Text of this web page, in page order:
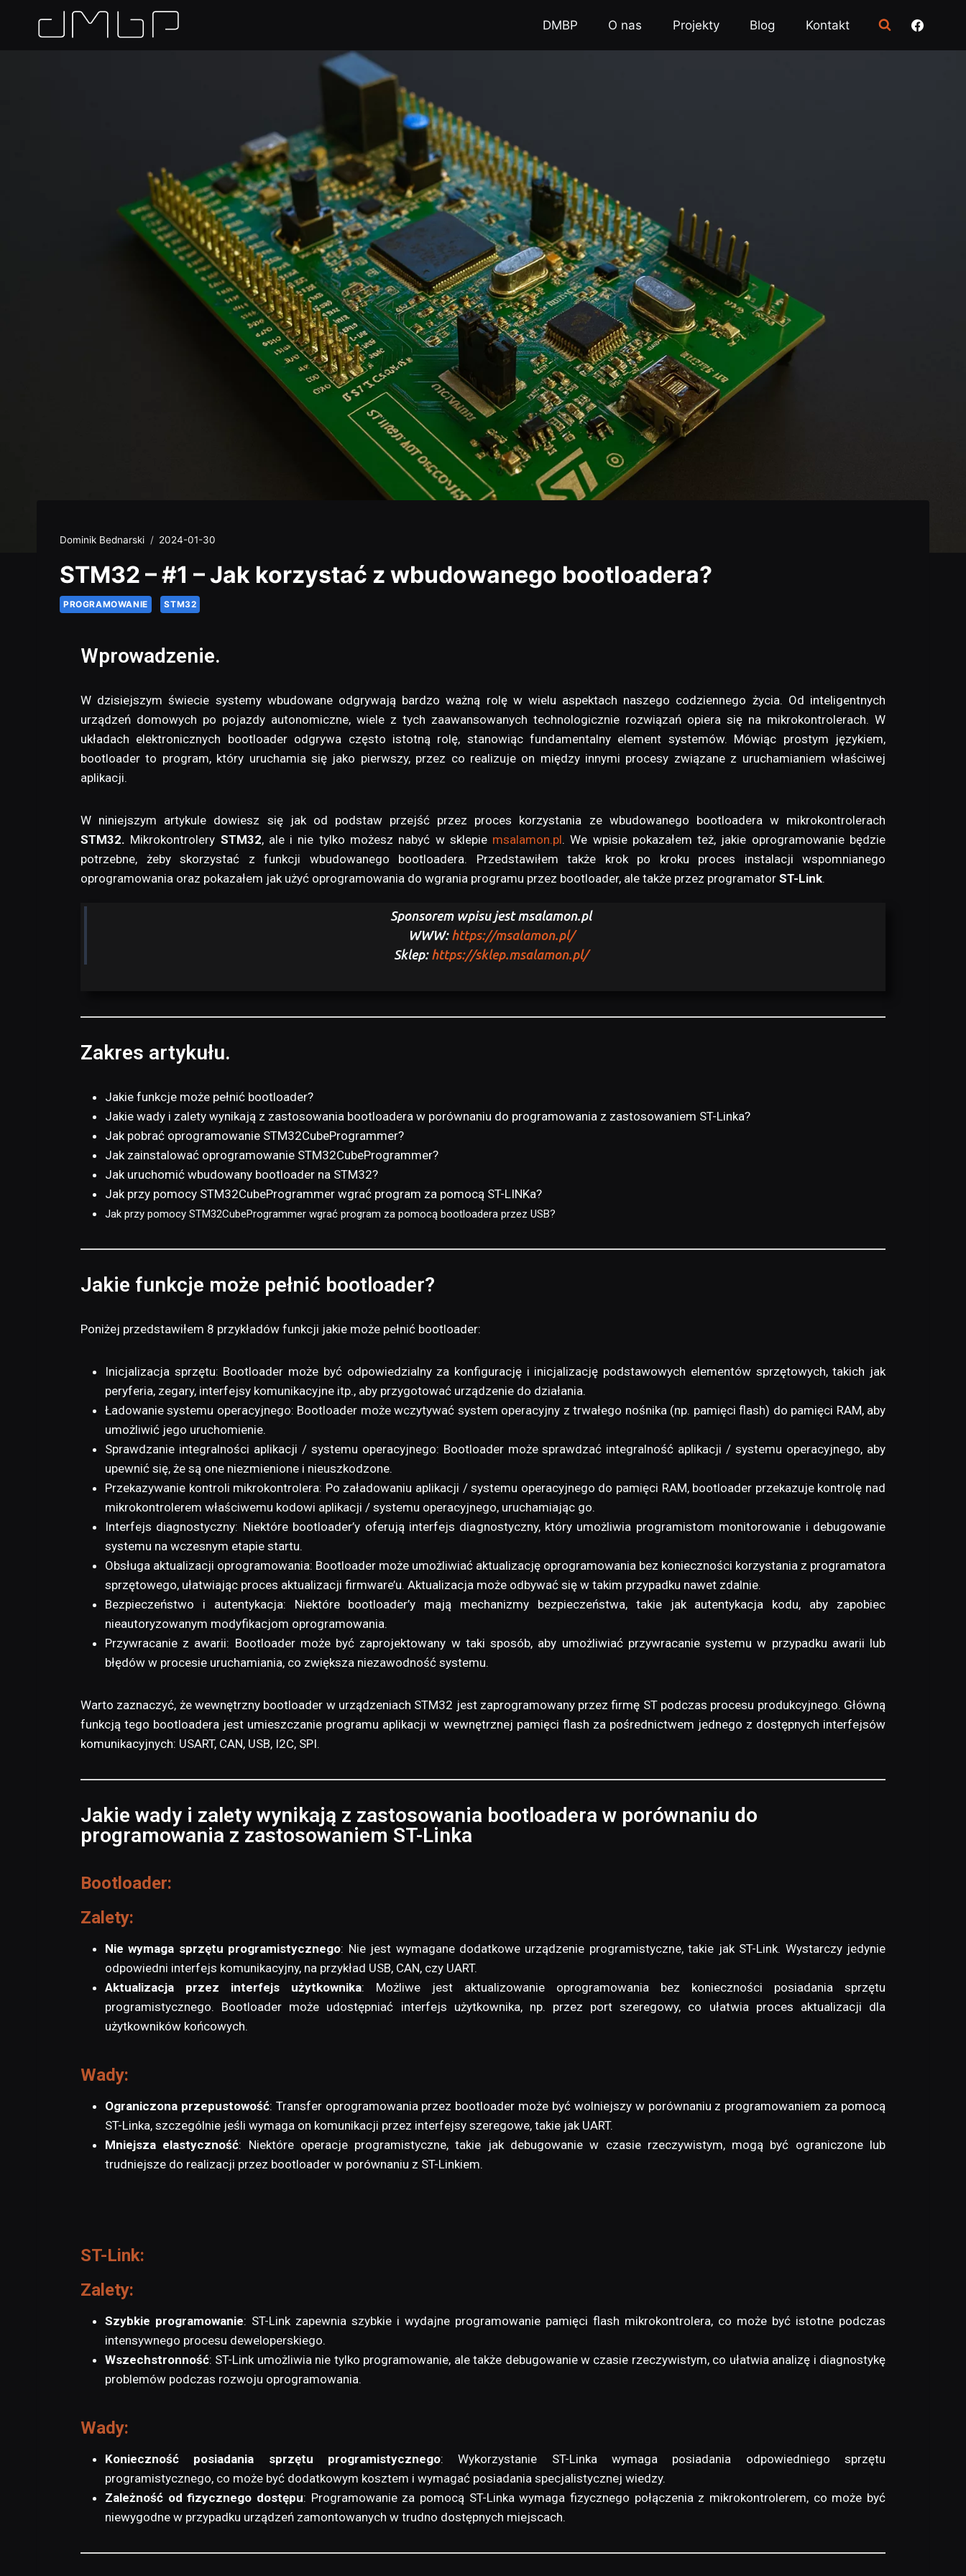
DMBP O nas Projekty Blog Kontakt
Dominik Bednarski 2024-01-30
STM32 – #1 – Jak korzystać z wbudowanego bootloadera?
PROGRAMOWANIE STM32
Wprowadzenie.
W dzisiejszym świecie systemy wbudowane odgrywają bardzo ważną rolę w wielu aspektach naszego codziennego życia. Od inteligentnych
urządzeń domowych po pojazdy autonomiczne, wiele z tych zaawansowanych technologicznie rozwiązań opiera się na mikrokontrolerach. W
układach elektronicznych bootloader odgrywa często istotną rolę, stanowiąc fundamentalny element systemów. Mówiąc prostym językiem,
bootloader to program, który uruchamia się jako pierwszy, przez co realizuje on między innymi procesy związane z uruchamianiem właściwej
aplikacji.
W niniejszym artykule dowiesz się jak od podstaw przejść przez proces korzystania ze wbudowanego bootloadera w mikrokontrolerach
STM32. Mikrokontrolery STM32, ale i nie tylko możesz nabyć w sklepie msalamon.pl. We wpisie pokazałem też, jakie oprogramowanie będzie
potrzebne, żeby skorzystać z funkcji wbudowanego bootloadera. Przedstawiłem także krok po kroku proces instalacji wspomnianego
oprogramowania oraz pokazałem jak użyć oprogramowania do wgrania programu przez bootloader, ale także przez programator ST-Link.
Sponsorem wpisu jest msalamon.pl
WWW: https://msalamon.pl/
Sklep: https://sklep.msalamon.pl/
Zakres artykułu.
Jakie funkcje może pełnić bootloader?
Jakie wady i zalety wynikają z zastosowania bootloadera w porównaniu do programowania z zastosowaniem ST-Linka?
Jak pobrać oprogramowanie STM32CubeProgrammer?
Jak zainstalować oprogramowanie STM32CubeProgrammer?
Jak uruchomić wbudowany bootloader na STM32?
Jak przy pomocy STM32CubeProgrammer wgrać program za pomocą ST-LINKa?
Jak przy pomocy STM32CubeProgrammer wgrać program za pomocą bootloadera przez USB?
Jakie funkcje może pełnić bootloader?
Poniżej przedstawiłem 8 przykładów funkcji jakie może pełnić bootloader:
Inicjalizacja sprzętu: Bootloader może być odpowiedzialny za konfigurację i inicjalizację podstawowych elementów sprzętowych, takich jak
peryferia, zegary, interfejsy komunikacyjne itp., aby przygotować urządzenie do działania.
Ładowanie systemu operacyjnego: Bootloader może wczytywać system operacyjny z trwałego nośnika (np. pamięci flash) do pamięci RAM, aby
umożliwić jego uruchomienie.
Sprawdzanie integralności aplikacji / systemu operacyjnego: Bootloader może sprawdzać integralność aplikacji / systemu operacyjnego, aby
upewnić się, że są one niezmienione i nieuszkodzone.
Przekazywanie kontroli mikrokontrolera: Po załadowaniu aplikacji / systemu operacyjnego do pamięci RAM, bootloader przekazuje kontrolę nad
mikrokontrolerem właściwemu kodowi aplikacji / systemu operacyjnego, uruchamiając go.
Interfejs diagnostyczny: Niektóre bootloader’y oferują interfejs diagnostyczny, który umożliwia programistom monitorowanie i debugowanie
systemu na wczesnym etapie startu.
Obsługa aktualizacji oprogramowania: Bootloader może umożliwiać aktualizację oprogramowania bez konieczności korzystania z programatora
sprzętowego, ułatwiając proces aktualizacji firmware’u. Aktualizacja może odbywać się w takim przypadku nawet zdalnie.
Bezpieczeństwo i autentykacja: Niektóre bootloader’y mają mechanizmy bezpieczeństwa, takie jak autentykacja kodu, aby zapobiec
nieautoryzowanym modyfikacjom oprogramowania.
Przywracanie z awarii: Bootloader może być zaprojektowany w taki sposób, aby umożliwiać przywracanie systemu w przypadku awarii lub
błędów w procesie uruchamiania, co zwiększa niezawodność systemu.
Warto zaznaczyć, że wewnętrzny bootloader w urządzeniach STM32 jest zaprogramowany przez firmę ST podczas procesu produkcyjnego. Główną
funkcją tego bootloadera jest umieszczanie programu aplikacji w wewnętrznej pamięci flash za pośrednictwem jednego z dostępnych interfejsów
komunikacyjnych: USART, CAN, USB, I2C, SPI.
Jakie wady i zalety wynikają z zastosowania bootloadera w porównaniu do
programowania z zastosowaniem ST-Linka
Bootloader:
Zalety:
Nie wymaga sprzętu programistycznego: Nie jest wymagane dodatkowe urządzenie programistyczne, takie jak ST-Link. Wystarczy jedynie
odpowiedni interfejs komunikacyjny, na przykład USB, CAN, czy UART.
Aktualizacja przez interfejs użytkownika: Możliwe jest aktualizowanie oprogramowania bez konieczności posiadania sprzętu
programistycznego. Bootloader może udostępniać interfejs użytkownika, np. przez port szeregowy, co ułatwia proces aktualizacji dla
użytkowników końcowych.
Wady:
Ograniczona przepustowość: Transfer oprogramowania przez bootloader może być wolniejszy w porównaniu z programowaniem za pomocą
ST-Linka, szczególnie jeśli wymaga on komunikacji przez interfejsy szeregowe, takie jak UART.
Mniejsza elastyczność: Niektóre operacje programistyczne, takie jak debugowanie w czasie rzeczywistym, mogą być ograniczone lub
trudniejsze do realizacji przez bootloader w porównaniu z ST-Linkiem.
ST-Link:
Zalety:
Szybkie programowanie: ST-Link zapewnia szybkie i wydajne programowanie pamięci flash mikrokontrolera, co może być istotne podczas
intensywnego procesu deweloperskiego.
Wszechstronność: ST-Link umożliwia nie tylko programowanie, ale także debugowanie w czasie rzeczywistym, co ułatwia analizę i diagnostykę
problemów podczas rozwoju oprogramowania.
Wady:
Konieczność posiadania sprzętu programistycznego: Wykorzystanie ST-Linka wymaga posiadania odpowiedniego sprzętu
programistycznego, co może być dodatkowym kosztem i wymagać posiadania specjalistycznej wiedzy.
Zależność od fizycznego dostępu: Programowanie za pomocą ST-Linka wymaga fizycznego połączenia z mikrokontrolerem, co może być
niewygodne w przypadku urządzeń zamontowanych w trudno dostępnych miejscach.